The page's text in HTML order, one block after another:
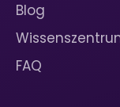
Blog
FAQ